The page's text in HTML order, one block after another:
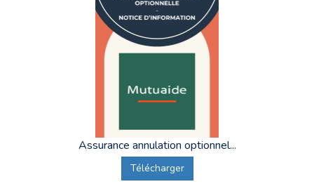
Assurance annulation optionnel...
Télécharger